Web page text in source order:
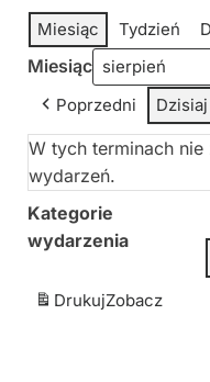
Miesiąc Tydzień
Miesiąc
Poprzedni Dzisiaj
W tych terminach
wydarzeń.
Kategorie
wydarzenia
DrukujZobacz